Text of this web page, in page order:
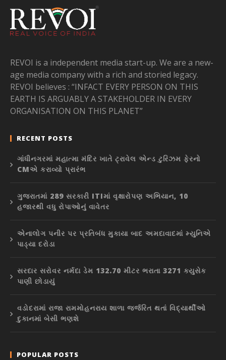
REVOI is a independent media start-up. We are a new-
age media company with a rich and storied legacy.
REVOI believes : “INFACT EVERY PERSON ON THIS
EARTH IS ARGUABLY A STAKEHOLDER IN EVERY
ORGANISATION ON THIS PLANET”
RECENT POSTS
ગાંધીનગરમાં મહાત્મા મંદિર ખાતે ટ્રાવેલ એન્ડ ટુરિઝમ ફેરનો
CMએ કરાવ્યો પ્રારંભ
ગુજરાતમાં 289 સરકારી ITIમાં વૃક્ષારોપણ અભિયાન, 10
હજારથી વધુ રોપાઓનું વાવેતર
એનાલોગ પનીર પર પ્રતિબંધ મુકાયા બાદ અમદાવાદમાં મ્યુનિએ
પાડ્યા દરોડા
સરદાર સરોવર નર્મદા ડેમ 132.70 મીટર ભરાતા 3271 ક્યુસેક
પાણી છોડાયું
વડોદરામાં રાજા રામમોહનરાય શાળા જર્જરિત થતાં વિદ્યાર્થીઓ
દુકાનમાં બેસી ભણશે
POPULAR POSTS